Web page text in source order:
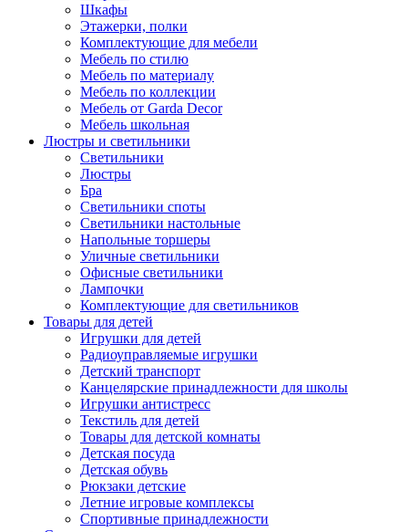
Шкафы
Этажерки, полки
Комплектующие для мебели
Мебель по стилю
Мебель по материалу
Мебель по коллекции
Мебель от Garda Decor
Мебель школьная
Люстры и светильники
Светильники
Люстры
Бра
Светильники споты
Светильники настольные
Напольные торшеры
Уличные светильники
Офисные светильники
Лампочки
Комплектующие для светильников
Товары для детей
Игрушки для детей
Радиоуправляемые игрушки
Детский транспорт
Канцелярские принадлежности для школы
Игрушки антистресс
Текстиль для детей
Товары для детской комнаты
Детская посуда
Детская обувь
Рюкзаки детские
Летние игровые комплексы
Спортивные принадлежности